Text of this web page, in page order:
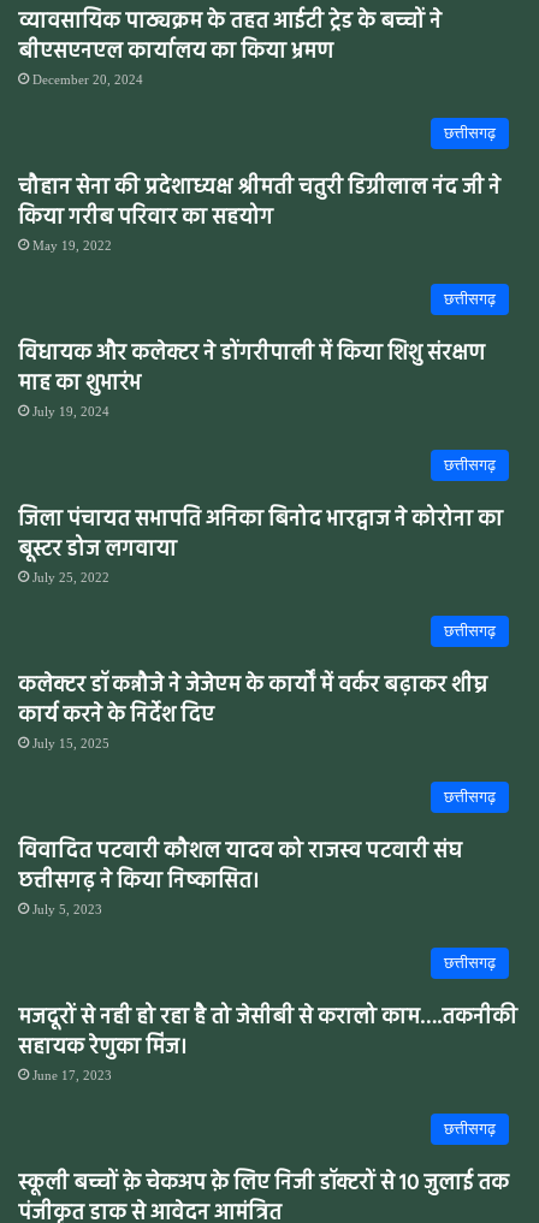
व्यावसायिक पाठ्यक्रम के तहत आईटी ट्रेड के बच्चों ने
बीएसएनएल कार्यालय का किया भ्रमण
December 20, 2024
छत्तीसगढ़
चौहान सेना की प्रदेशाध्यक्ष श्रीमती चतुरी डिग्रीलाल नंद जी ने
किया गरीब परिवार का सहयोग
May 19, 2022
छत्तीसगढ़
विधायक और कलेक्टर ने डोंगरीपाली में किया शिशु संरक्षण
माह का शुभारंभ
July 19, 2024
छत्तीसगढ़
जिला पंचायत सभापति अनिका बिनोद भारद्वाज ने कोरोना का
बूस्टर डोज लगवाया
July 25, 2022
छत्तीसगढ़
कलेक्टर डॉ कन्नौजे ने जेजेएम के कार्यों में वर्कर बढ़ाकर शीघ्र
कार्य करने के निर्देश दिए
July 15, 2025
छत्तीसगढ़
विवादित पटवारी कौशल यादव को राजस्व पटवारी संघ
छत्तीसगढ़ ने किया निष्कासित।
July 5, 2023
छत्तीसगढ़
मजदूरों से नही हो रहा है तो जेसीबी से करालो काम….तकनीकी
सहायक रेणुका मिंज।
June 17, 2023
छत्तीसगढ़
स्कूली बच्चों क़े चेकअप क़े लिए निजी डॉक्टरों से 10 जुलाई तक
पंजीकृत डाक से आवेदन आमंत्रित